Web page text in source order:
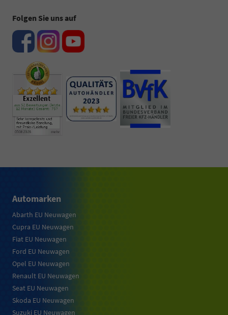
Folgen Sie uns auf
Automarken
Abarth EU Neuwagen
Cupra EU Neuwagen
Fiat EU Neuwagen
Ford EU Neuwagen
Opel EU Neuwagen
Renault EU Neuwagen
Seat EU Neuwagen
Skoda EU Neuwagen
Suzuki EU Neuwagen